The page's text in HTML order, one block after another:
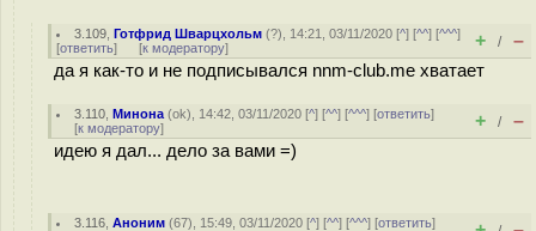
3.109 ,Готфрид Шварцхольм (?), 14:21, 03/11/2020 [^] [^^] [^^^]
[ответить] [к модератору] + / –
да я как-то и не подписывался nnm-club.me хватает
3.110 ,Минона (ok), 14:42, 03/11/2020 [^] [^^] [^^^] [ответить]
[к модератору] + / –
идею я дал... дело за вами =)
3.116 ,Аноним (67), 15:49, 03/11/2020 [^] [^^] [^^^] [ответить]